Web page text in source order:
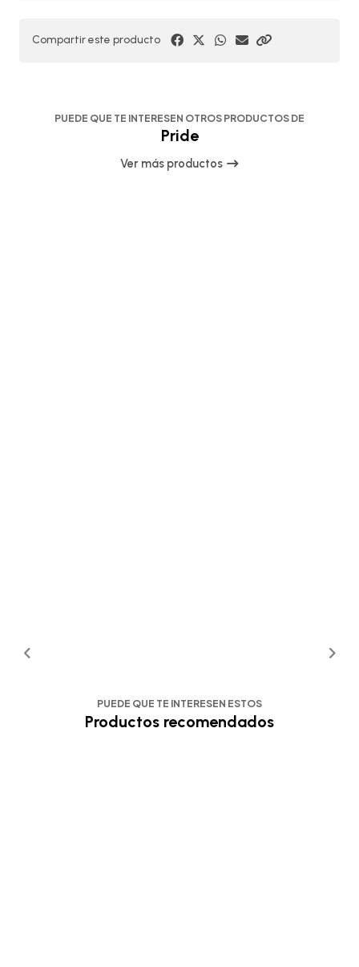
Compartir este producto
PUEDE QUE TE INTERESEN OTROS PRODUCTOS DE
Pride
Ver más productos
PUEDE QUE TE INTERESEN ESTOS
Productos recomendados